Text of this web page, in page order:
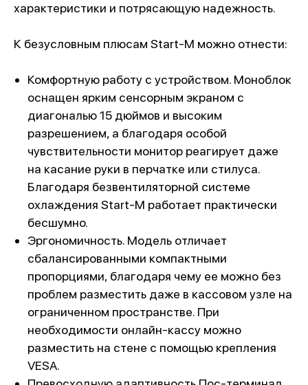
характеристики и потрясающую надежность.
К безусловным плюсам Start-M можно отнести:
Комфортную работу с устройством. Моноблок
оснащен ярким сенсорным экраном с
диагональю 15 дюймов и высоким
разрешением, а благодаря особой
чувствительности монитор реагирует даже
на касание руки в перчатке или стилуса.
Благодаря безвентиляторной системе
охлаждения Start-M работает практически
бесшумно.
Эргономичность. Модель отличает
сбалансированными компактными
пропорциями, благодаря чему ее можно без
проблем разместить даже в кассовом узле на
ограниченном пространстве. При
необходимости онлайн-кассу можно
разместить на стене с помощью крепления
VESA.